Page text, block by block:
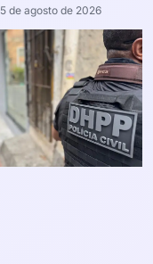
5 de agosto de 2026